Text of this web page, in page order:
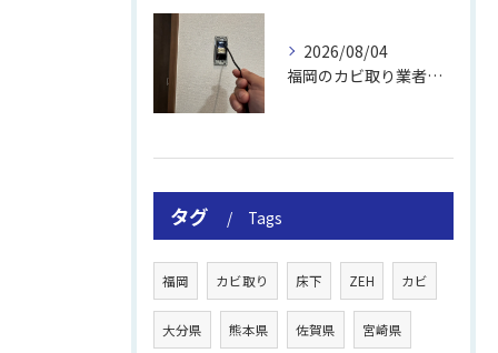
2026/08/04
福岡のカビ取り業者おすすめの選び方と費用
タグ Tags
福岡 カビ取り 床下 ZEH カビ
大分県 熊本県 佐賀県 宮崎県